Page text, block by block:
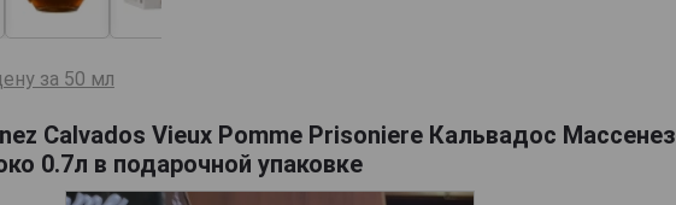
за 50 мл
Calvados Vieux Pomme Prisoniere Кальвадос Массенез
0.7л в подарочной упаковке